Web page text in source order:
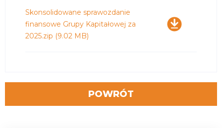
Pobierz
Skonsolidowane sprawozdanie
finansowe Grupy Kapitałowej za
2025.zip (9.02 MB)
POWRÓT